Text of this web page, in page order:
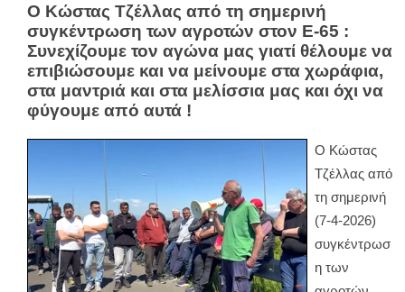
Ο Κώστας Τζέλλας από τη σημερινή
συγκέντρωση των αγροτών στον Ε-65 :
Συνεχίζουμε τον αγώνα μας γιατί θέλουμε να
επιβιώσουμε και να μείνουμε στα χωράφια,
στα μαντριά και στα μελίσσια μας και όχι να
φύγουμε από αυτά !
Ο Κώστας
Τζέλλας από
τη σημερινή
(7-4-2026)
συγκέντρωσ
η των